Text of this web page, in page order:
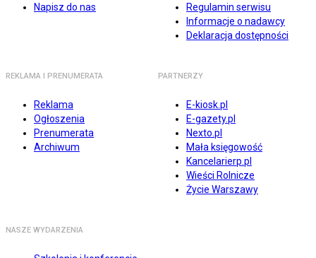
Napisz do nas
Regulamin serwisu
Informacje o nadawcy
Deklaracja dostępności
REKLAMA I PRENUMERATA
Reklama
Ogłoszenia
Prenumerata
Archiwum
PARTNERZY
E-kiosk.pl
E-gazety.pl
Nexto.pl
Mała księgowość
Kancelarierp.pl
Wieści Rolnicze
Życie Warszawy
NASZE WYDARZENIA